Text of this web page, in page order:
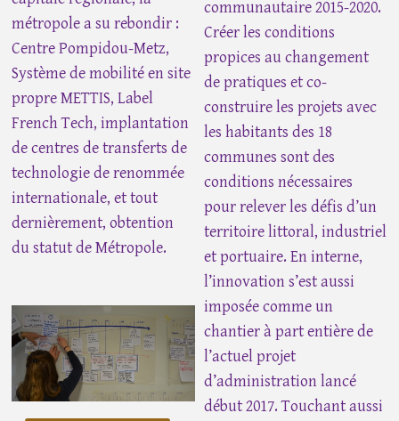
métropole a su rebondir :
Centre Pompidou-Metz,
Système de mobilité en site
propre METTIS, Label
French Tech, implantation
de centres de transferts de
technologie de renommée
internationale, et tout
dernièrement, obtention
du statut de Métropole.
communautaire 2015-2020.
Créer les conditions
propices au changement
de pratiques et co-
construire les projets avec
les habitants des 18
communes sont des
conditions nécessaires
pour relever les défis d’un
territoire littoral, industriel
et portuaire. En interne,
l’innovation s’est aussi
imposée comme un
chantier à part entière de
l’actuel projet
d’administration lancé
début 2017. Touchant aussi